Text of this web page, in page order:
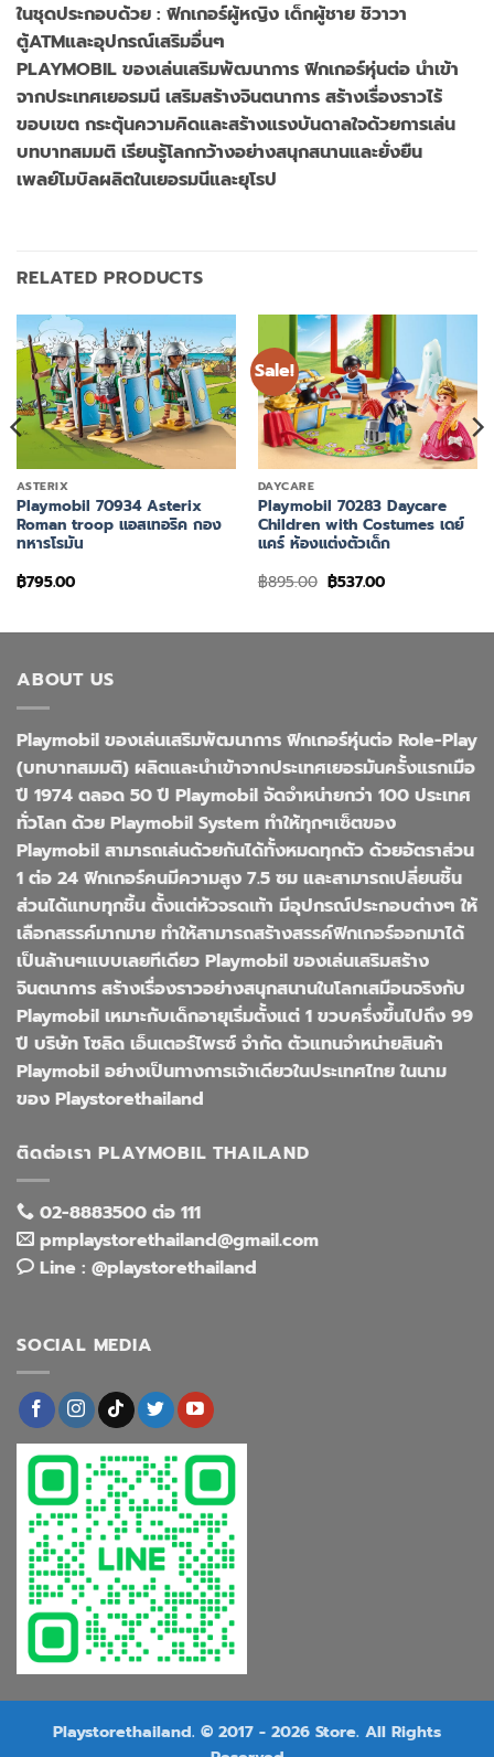
ในชุดประกอบด้วย : ฟิกเกอร์ผู้หญิง เด็กผู้ชาย ชิวาวา
ตู้ATMและอุปกรณ์เสริมอื่นๆ
PLAYMOBIL ของเล่นเสริมพัฒนาการ ฟิกเกอร์หุ่นต่อ นำเข้า
จากประเทศเยอรมนี เสริมสร้างจินตนาการ สร้างเรื่องราวไร้
ขอบเขต กระตุ้นความคิดและสร้างแรงบันดาลใจด้วยการเล่น
บทบาทสมมติ เรียนรู้โลกกว้างอย่างสนุกสนานและยั่งยืน
เพลย์โมบิลผลิตในเยอรมนีและยุโรป
RELATED PRODUCTS
ASTERIX
Playmobil 70934 Asterix
Roman troop แอสเทอริค กอง
ทหารโรมัน
฿795.00
Sale!
DAYCARE
Playmobil 70283 Daycare
Children with Costumes เดย์
แคร์ ห้องแต่งตัวเด็ก
฿895.00 Original
price
฿537.00Current
ABOUT US
Playmobil ของเล่นเสริมพัฒนาการ ฟิกเกอร์หุ่นต่อ Role-Play
(บทบาทสมมติ) ผลิตและนำเข้าจากประเทศเยอรมันครั้งแรกเมือ
ปี 1974 ตลอด 50 ปี Playmobil จัดจำหน่ายกว่า 100 ประเทศ
ทั่วโลก ด้วย Playmobil System ทำให้ทุกๆเซ็ตของ
Playmobil สามารถเล่นด้วยกันได้ทั้งหมดทุกตัว ด้วยอัตราส่วน
1 ต่อ 24 ฟิกเกอร์คนมีความสูง 7.5 ซม และสามารถเปลี่ยนชิ้น
ส่วนได้แทบทุกชิ้น ตั้งแต่หัวจรดเท้า มีอุปกรณ์ประกอบต่างๆ ให้
เลือกสรรค์มากมาย ทำให้สามารถสร้างสรรค์ฟิกเกอร์ออกมาได้
เป็นล้านๆแบบเลยทีเดียว Playmobil ของเล่นเสริมสร้าง
จินตนาการ สร้างเรื่องราวอย่างสนุกสนานในโลกเสมือนจริงกับ
Playmobil เหมาะกับเด็กอายุเริ่มตั้งแต่ 1 ขวบครึ่งขึ้นไปถึง 99
ปี บริษัท โซลิด เอ็นเตอร์ไพรซ์ จำกัด ตัวแทนจำหน่ายสินค้า
Playmobil อย่างเป็นทางการเจ้าเดียวในประเทศไทย ในนาม
ของ Playstorethailand
ติดต่อเรา PLAYMOBIL THAILAND
02-8883500 ต่อ 111
pmplaystorethailand@gmail.com
Line : @playstorethailand
SOCIAL MEDIA
Playstorethailand. © 2017 - 2026 Store. All Rights